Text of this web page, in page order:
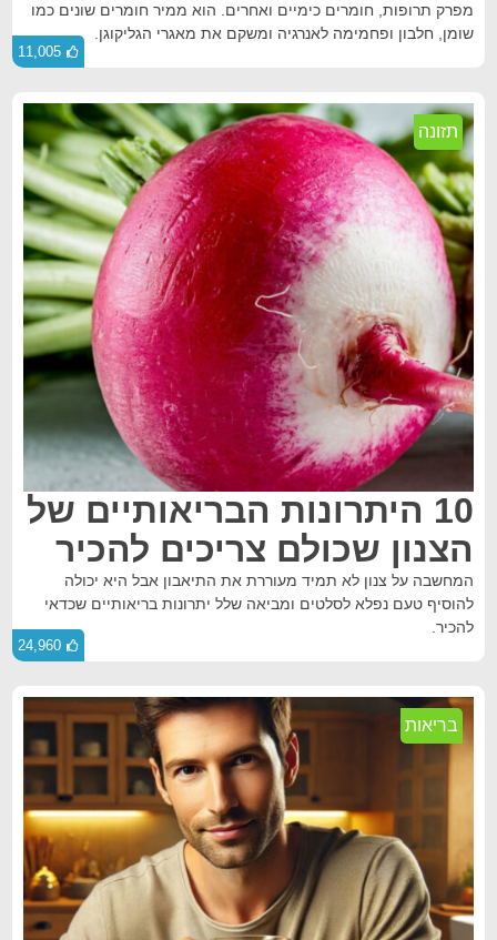
מפרק תרופות, חומרים כימיים ואחרים. הוא ממיר חומרים שונים כמו
שומן, חלבון ופחמימה לאנרגיה ומשקם את מאגרי הגליקוגן.
11,005
תזונה
10 היתרונות הבריאותיים של
הצנון שכולם צריכים להכיר
המחשבה על צנון לא תמיד מעוררת את התיאבון אבל היא יכולה
להוסיף טעם נפלא לסלטים ומביאה שלל יתרונות בריאותיים שכדאי
להכיר.
24,960
בריאות